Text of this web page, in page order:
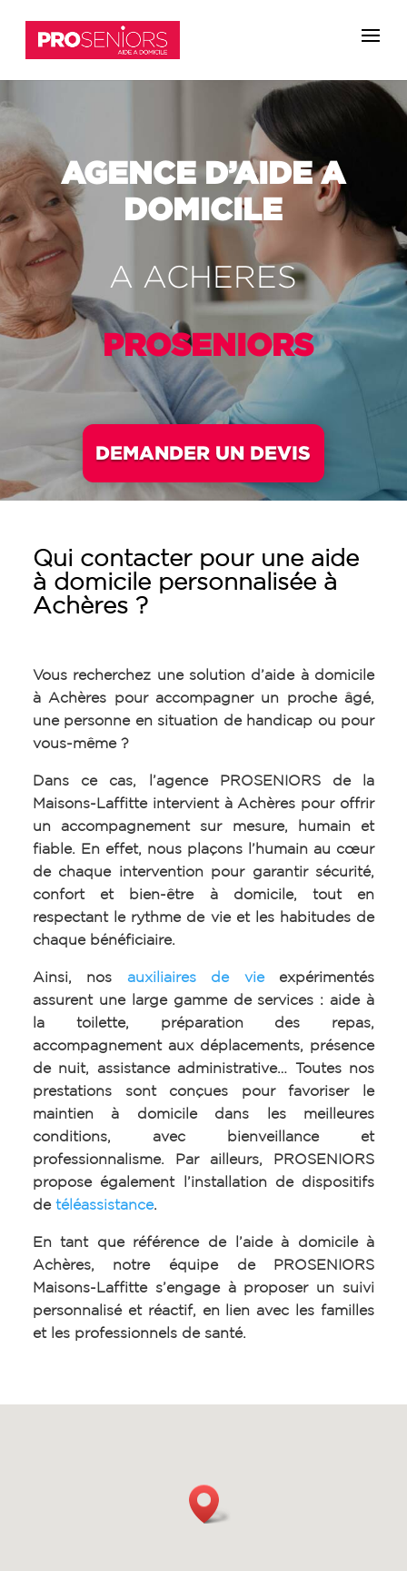
AGENCE D’AIDE A
DOMICILE
A ACHERES
PROSENIORS
DEMANDER UN DEVIS
Qui contacter pour une aide
à domicile personnalisée à
Achères ?
Vous recherchez une solution d’aide à domicile
à Achères pour accompagner un proche âgé,
une personne en situation de handicap ou pour
vous-même ?
Dans ce cas, l’agence PROSENIORS de la
Maisons-Laffitte intervient à Achères pour offrir
un accompagnement sur mesure, humain et
fiable. En effet, nous plaçons l’humain au cœur
de chaque intervention pour garantir sécurité,
confort et bien-être à domicile, tout en
respectant le rythme de vie et les habitudes de
chaque bénéficiaire.
Ainsi, nos auxiliaires de vieexpérimentés
assurent une large gamme de services : aide à
la toilette, préparation des repas,
accompagnement aux déplacements, présence
de nuit, assistance administrative… Toutes nos
prestations sont conçues pour favoriser le
maintien à domicile dans les meilleures
conditions, avec bienveillance et
professionnalisme. Par ailleurs, PROSENIORS
propose également l’installation de dispositifs
de téléassistance.
En tant que référence de l’aide à domicile à
Achères, notre équipe de PROSENIORS
Maisons-Laffitte s’engage à proposer un suivi
personnalisé et réactif, en lien avec les familles
et les professionnels de santé.